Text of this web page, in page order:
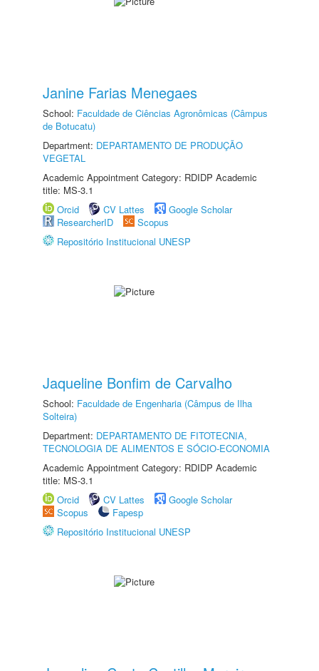
Janine Farias Menegaes
School: Faculdade de Ciências Agronômicas (Câmpus
de Botucatu)
Department: DEPARTAMENTO DE PRODUÇÃO
VEGETAL
Academic Appointment Category: RDIDP Academic
title: MS-3.1
Orcid
CV Lattes
Google Scholar
ResearcherID
Scopus
Repositório Institucional UNESP
Jaqueline Bonfim de Carvalho
School: Faculdade de Engenharia (Câmpus de Ilha
Solteira)
Department: DEPARTAMENTO DE FITOTECNIA,
TECNOLOGIA DE ALIMENTOS E SÓCIO-ECONOMIA
Academic Appointment Category: RDIDP Academic
title: MS-3.1
Orcid
CV Lattes
Google Scholar
Scopus
Fapesp
Repositório Institucional UNESP